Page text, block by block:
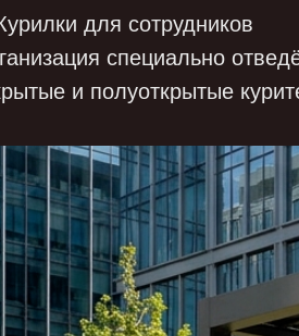
для сотрудников
специально
и полуоткрытые